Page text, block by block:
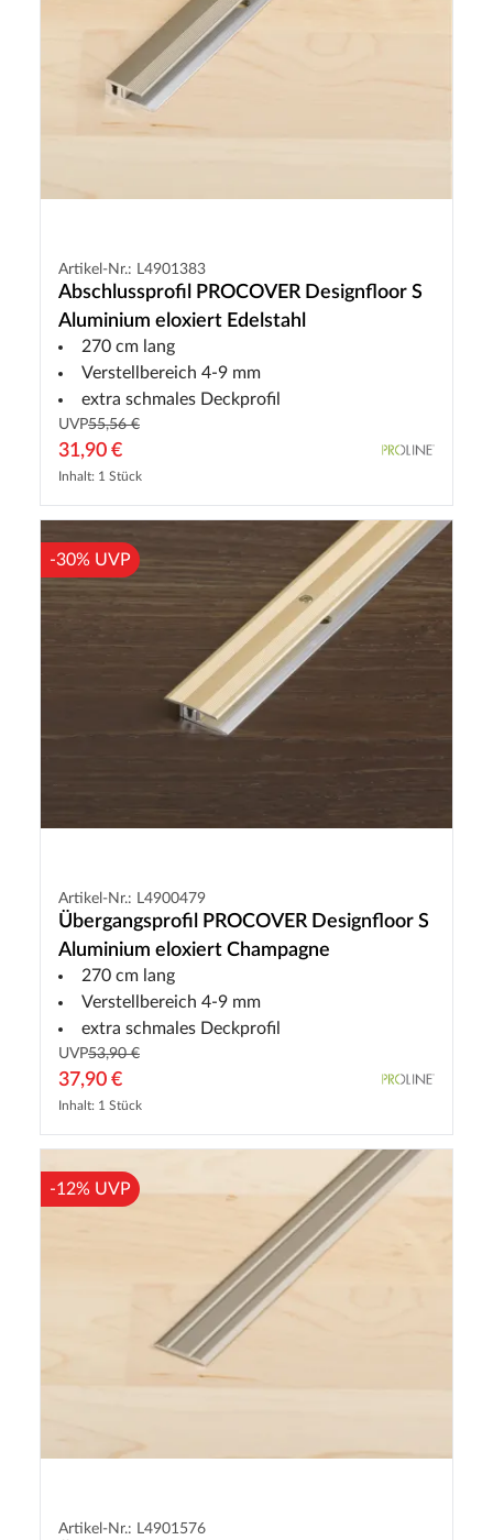
Artikel-Nr.: L4901383
Abschlussprofil PROCOVER Designfloor S
Aluminium eloxiert Edelstahl
270 cm lang
Verstellbereich 4-9 mm
extra schmales Deckprofil
UVP55,56 €
31,90 €
Inhalt: 1 Stück
-30% UVP
Artikel-Nr.: L4900479
Übergangsprofil PROCOVER Designfloor S
Aluminium eloxiert Champagne
270 cm lang
Verstellbereich 4-9 mm
extra schmales Deckprofil
UVP53,90 €
37,90 €
Inhalt: 1 Stück
-12% UVP
Artikel-Nr.: L4901576